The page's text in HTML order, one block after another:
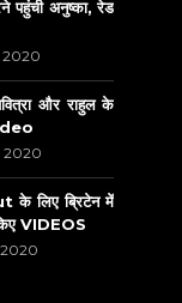
पहुंची अनुष्का, रेड
2020
और राहुल के
2020
लिए ब्रिटेन में
VIDEOS
2020